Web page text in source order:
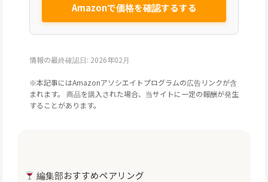
Amazonで価格を確認するする
情報の最終確認日: 2026年02月
※本記事にはAmazonアソシエイトプログラムの広告リンクが含
まれます。 商品を購入された場合、当サイトに一定の報酬が発生
することがあります。
編集部おすすめペアリング